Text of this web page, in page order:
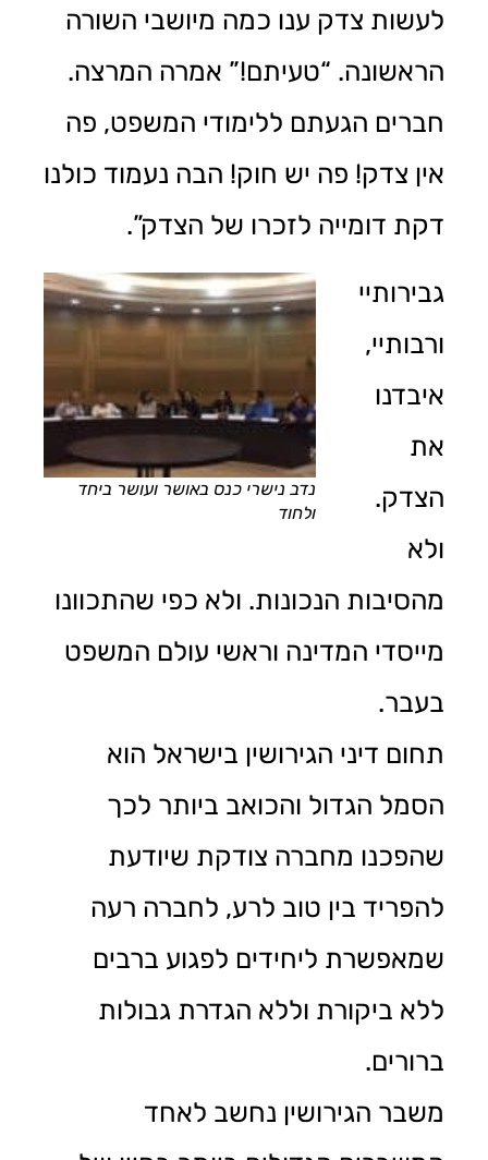
לעשות צדק ענו כמה מיושבי השורה
הראשונה. “טעיתם!” אמרה המרצה.
חברים הגעתם ללימודי המשפט, פה
אין צדק! פה יש חוק! הבה נעמוד כולנו
דקת דומייה לזכרו של הצדק”.
נדב נישרי כנס באושר ועושר ביחד
ולחוד
גבירותיי
ורבותיי,
איבדנו
את
הצדק.
ולא
מהסיבות הנכונות. ולא כפי שהתכוונו
מייסדי המדינה וראשי עולם המשפט
בעבר.
תחום דיני הגירושין בישראל הוא
הסמל הגדול והכואב ביותר לכך
שהפכנו מחברה צודקת שיודעת
להפריד בין טוב לרע, לחברה רעה
שמאפשרת ליחידים לפגוע ברבים
ללא ביקורת וללא הגדרת גבולות
ברורים.
משבר הגירושין נחשב לאחד